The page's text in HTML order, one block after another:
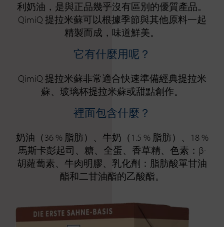
利奶油，是與正品幾乎沒有區別的優質產品。
QimiQ 提拉米蘇可以根據季節與其他原料一起
精製而成，味道鮮美。
它有什麼用呢？
QimiQ 提拉米蘇非常適合快速準備經典提拉米
蘇、玻璃杯提拉米蘇或甜點創作。
裡面包含什麼？
奶油（36 % 脂肪）、牛奶（1.5 % 脂肪）、18 %
馬斯卡彭起司、糖、全蛋、香草精、色素：β-
胡蘿蔔素、牛肉明膠、乳化劑：脂肪酸單甘油
酯和二甘油酯的乙酸酯。